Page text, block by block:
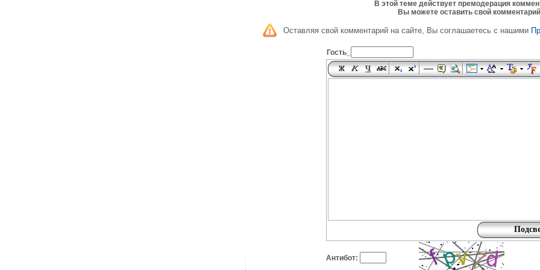
В этой теме действует премодерация
Вы можете оставить свой
Оставляя свой комментарий на сайте, Вы соглашаетесь с нашими
Гость_
Антибот: